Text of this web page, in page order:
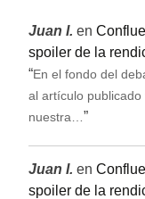
Juan I. en
spoiler de la
“En el fondo del
al artículo
nuestra…”
Juan I. en
spoiler de la